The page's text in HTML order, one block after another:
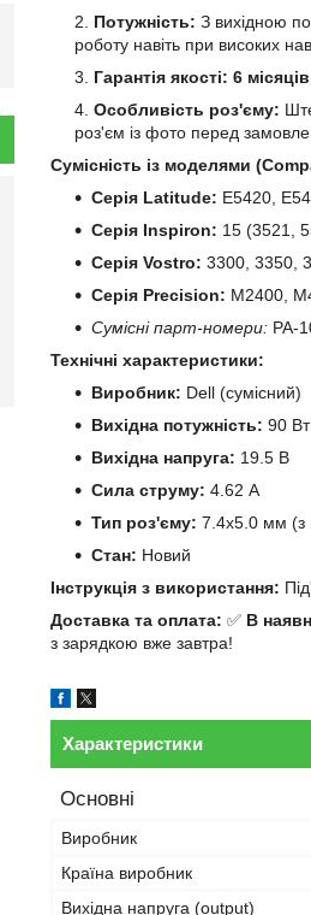
Потужність: З вихідною
роботу навіть при високих
Гарантія якості: 6 місяців
Особливість роз'єму:
роз'єм із фото перед
Сумісність із моделями
Серія Latitude: E5420,
Серія Inspiron: 15 (3521,
Серія Vostro: 3300, 3350,
Серія Precision: M2400,
Сумісні парт-номери: PA-
Технічні характеристики:
Виробник: Dell (сумісний)
Вихідна потужність: 90 Вт
Вихідна напруга: 19.5 В
Сила струму: 4.62 А
Тип роз'єму: 7.4x5.0 мм (з
Стан: Новий
Інструкція з використання:
Доставка та оплата: ✅ В
з зарядкою вже завтра!
Характеристики
Основні
Виробник
Країна виробник
Вихідна напруга (output)